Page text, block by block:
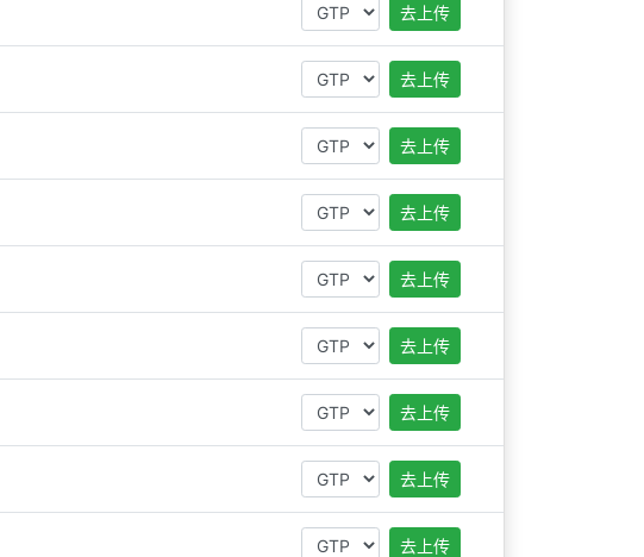
去上传
去上传
去上传
去上传
去上传
去上传
去上传
去上传
去上传